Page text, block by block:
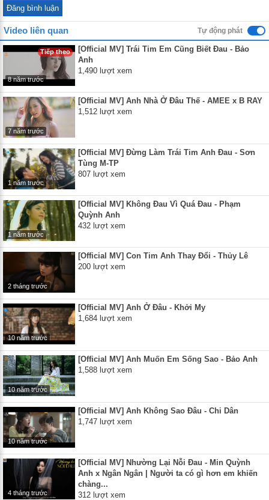
Video liên quan Tự động phát
Tiếp theo
8 năm trước
[Official MV] Trái Tim Em Cũng Biết Đau - Bảo
Anh
1,490 lượt xem
7 năm trước
[Official MV] Anh Nhà Ở Đâu Thế - AMEE x B RAY
1,512 lượt xem
1 năm trước
[Official MV] Đừng Làm Trái Tim Anh Đau - Sơn
Tùng M-TP
807 lượt xem
1 năm trước
[Official MV] Không Đau Vì Quá Đau - Phạm
Quỳnh Anh
432 lượt xem
2 tháng trước
[Official MV] Con Tim Anh Thay Đổi - Thủy Lê
200 lượt xem
10 năm trước
[Official MV] Anh Ở Đâu - Khởi My
1,684 lượt xem
10 năm trước
[Official MV] Anh Muốn Em Sống Sao - Bảo Anh
1,588 lượt xem
10 năm trước
[Official MV] Anh Không Sao Đâu - Chi Dân
1,747 lượt xem
4 tháng trước
[Official MV] Nhường Lại Nỗi Đau - Min Quỳnh
Anh x Ngân Ngân | Người ta có gì hơn em khiến
chàng...
312 lượt xem